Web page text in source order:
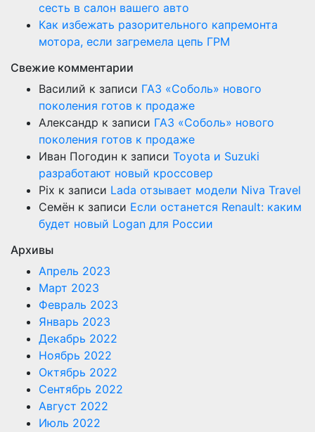
сесть в салон вашего авто
Как избежать разорительного капремонта
мотора, если загремела цепь ГРМ
Свежие комментарии
Василий к записи ГАЗ «Соболь» нового
поколения готов к продаже
Александр к записи ГАЗ «Соболь» нового
поколения готов к продаже
Иван Погодин к записи Toyota и Suzuki
разработают новый кроссовер
Pix к записи Lada отзывает модели Niva Travel
Семён к записи Если останется Renault: каким
будет новый Logan для России
Архивы
Апрель 2023
Март 2023
Февраль 2023
Январь 2023
Декабрь 2022
Ноябрь 2022
Октябрь 2022
Сентябрь 2022
Август 2022
Июль 2022